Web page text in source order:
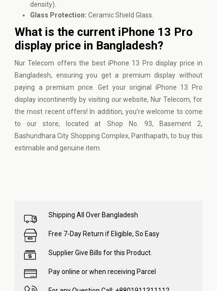
density).
Glass Protection: Ceramic Shield Glass.
What is the current iPhone 13 Pro
display price in Bangladesh?
Nur Telecom offers the best iPhone 13 Pro display price in
Bangladesh, ensuring you get a premium display without
paying a premium price. Get your original iPhone 13 Pro
display incontinently by visiting our website, Nur Telecom, for
the most recent offers! In addition, you're welcome to come
to our store, located at Shop No. 93, Basement 2,
Bashundhara City Shopping Complex, Panthapath, to buy this
estimable and genuine item.
Shipping All Over Bangladesh
Free 7-Day Return if Eligible, So Easy
Supplier Give Bills for this Product.
Pay online or when receiving Parcel